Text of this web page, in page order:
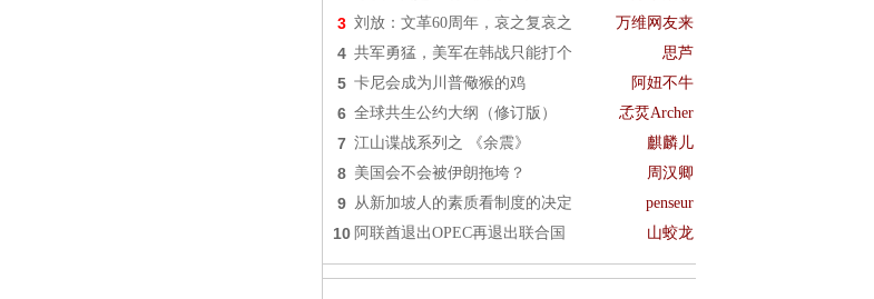
3 刘放：文革60周年，哀之复哀之 万维网友来
4 共军勇猛，美军在韩战只能打个 思芦
5 卡尼会成为川普儆猴的鸡 阿妞不牛
6 全球共生公约大纲（修订版） 孞烎Archer
7 江山谍战系列之 《余震》 麒麟儿
8 美国会不会被伊朗拖垮？ 周汉卿
9 从新加坡人的素质看制度的决定 penseur
10 阿联酋退出OPEC再退出联合国 山蛟龙